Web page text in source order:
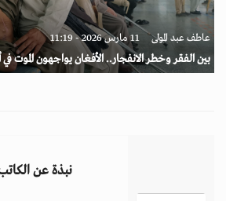
عاطف عبد المولى 11 مارس 2026 - 11:19
بين الفقر وخطر الانفجار.. الأفغان يواجهون الموت في
نبذة عن